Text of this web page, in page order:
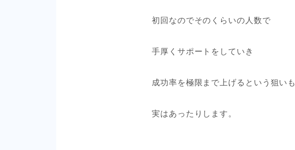
初回なのでそのくらいの人数で
手厚くサポートをしていき
成功率を極限まで上げるという狙いも
実はあったりします。